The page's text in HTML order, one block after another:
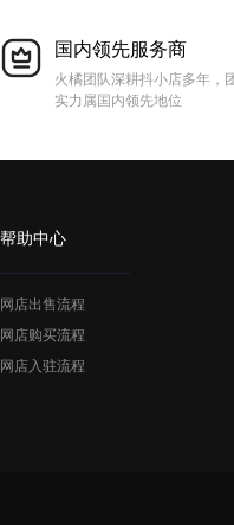
国内领先服务商
火橘团队深耕抖小店多年，
实力属国内领先地位
帮助中心
网店出售流程
网店购买流程
网店入驻流程